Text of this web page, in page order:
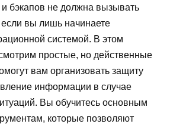
бэкапов не должна вызывать
вы лишь начинаете
системой. В этом
простые, но действенные
вам организовать защиту
информации в случае
Вы обучитесь основным
которые позволяют